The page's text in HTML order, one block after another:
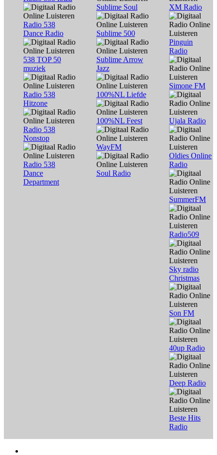
Radio 538
Dance Radio
538 TOP 50
muziek
Radio 538
Hitzone
Radio 538
Nonstop
Radio 538
Dance
Department
Sublime Soul
Sublime 500
Sublime Arrow
Jazz
100%NL Liefde
100%NL Feest
WayFM
Soul Radio
XM Radio
Pinguin
Radio
Simone FM
Ujala Radio
Oldies Online
Radio
SummerFM
Radio509
Sky radio
Christmas
Son FM
40up Radio
Deep Radio
Beste Hits
Radio